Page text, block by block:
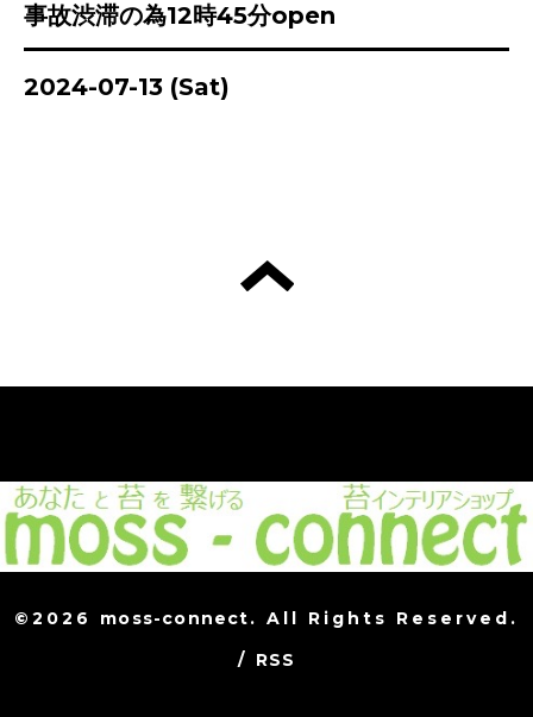
事故渋滞の為12時45分open
2024-07-13 (Sat)
©2026 moss-connect. All Rights Reserved.
/ RSS